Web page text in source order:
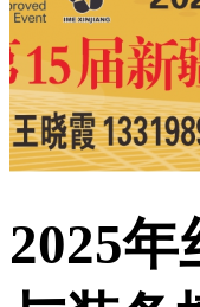
2025